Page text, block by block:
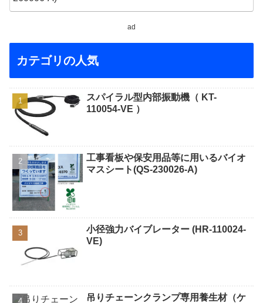
ad
カテゴリの人気
スパイラル型内部振動機（ KT-
110054-VE ）
工事看板や保安用品等に用いるバイオ
マスシート(QS-230026-A)
小径強力バイブレーター (HR-110024-
VE)
吊りチェーンクランプ専用養生材（ケ